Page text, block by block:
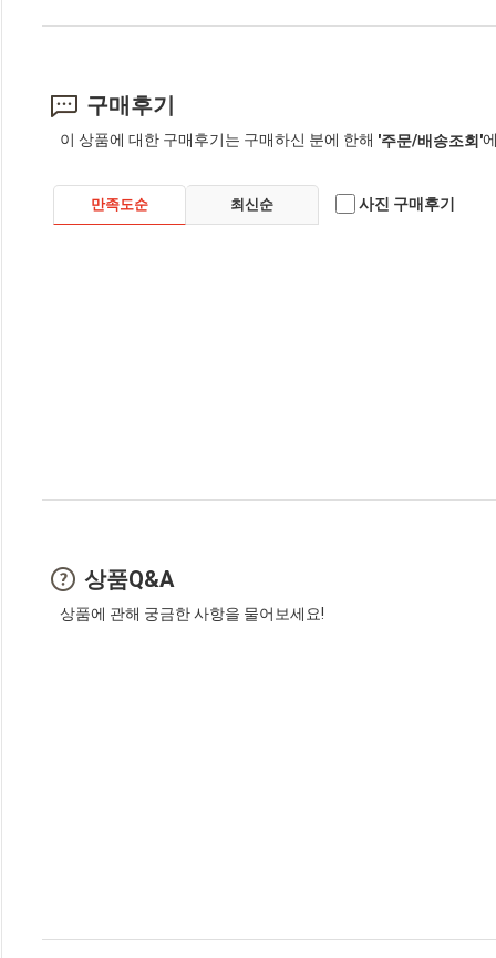
구매후기
이 상품에 대한 구매후기는 구매하신 분에 한해 '주문/배송조회'
만족도순 최신순 사진 구매후기
상품Q&A
상품에 관해 궁금한 사항을 물어보세요!